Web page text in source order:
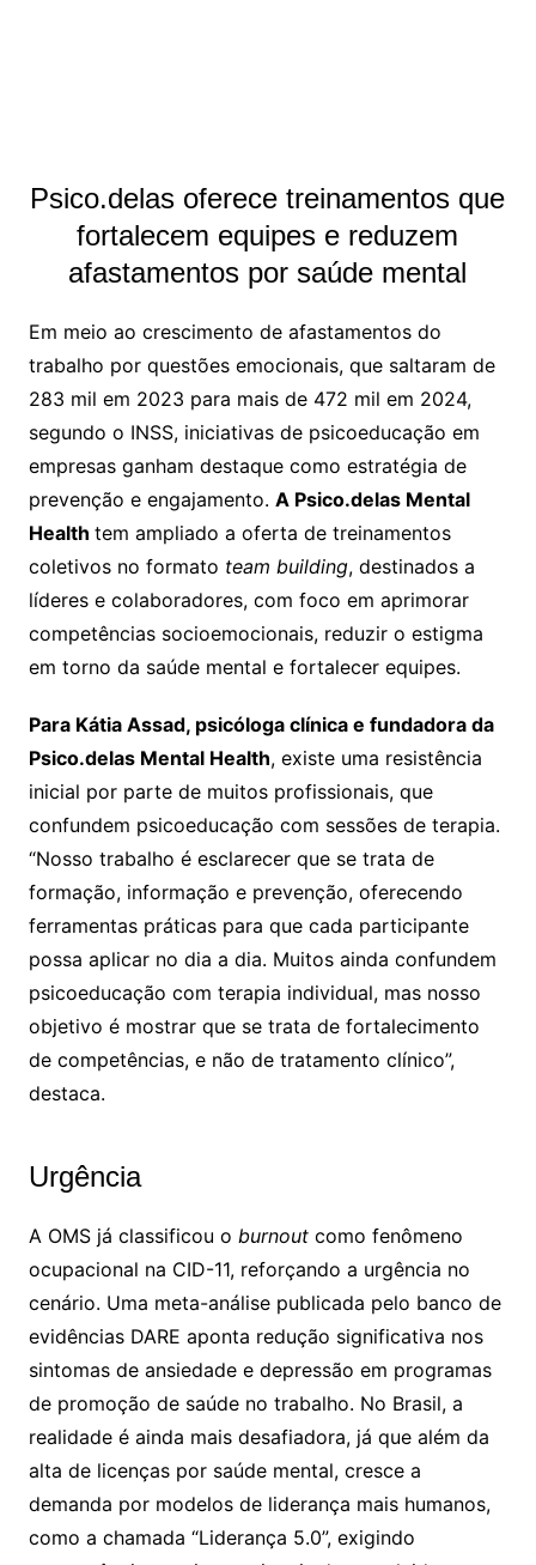
Psico.delas oferece treinamentos que
fortalecem equipes e reduzem
afastamentos por saúde mental
Em meio ao crescimento de afastamentos do
trabalho por questões emocionais, que saltaram de
283 mil em 2023 para mais de 472 mil em 2024,
segundo o INSS, iniciativas de psicoeducação em
empresas ganham destaque como estratégia de
prevenção e engajamento. A Psico.delas Mental
Health tem ampliado a oferta de treinamentos
coletivos no formato team building, destinados a
líderes e colaboradores, com foco em aprimorar
competências socioemocionais, reduzir o estigma
em torno da saúde mental e fortalecer equipes.
Para Kátia Assad, psicóloga clínica e fundadora da
Psico.delas Mental Health, existe uma resistência
inicial por parte de muitos profissionais, que
confundem psicoeducação com sessões de terapia.
“Nosso trabalho é esclarecer que se trata de
formação, informação e prevenção, oferecendo
ferramentas práticas para que cada participante
possa aplicar no dia a dia. Muitos ainda confundem
psicoeducação com terapia individual, mas nosso
objetivo é mostrar que se trata de fortalecimento
de competências, e não de tratamento clínico”,
destaca.
Urgência
A OMS já classificou o burnoutcomo fenômeno
ocupacional na CID-11, reforçando a urgência no
cenário. Uma meta-análise publicada pelo banco de
evidências DARE aponta redução significativa nos
sintomas de ansiedade e depressão em programas
de promoção de saúde no trabalho. No Brasil, a
realidade é ainda mais desafiadora, já que além da
alta de licenças por saúde mental, cresce a
demanda por modelos de liderança mais humanos,
como a chamada “Liderança 5.0”, exigindo